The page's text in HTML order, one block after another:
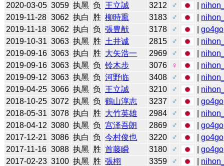
2020-03-05 3059 执黑 负 王立誠 3212 ♂
2019-11-28 3062 执白 胜 柳時熏 3183 ♂
2019-11-18 3062 执白 负 張豊猷 3178 ♂ |go4go
2019-10-31 3063 执黑 胜 土井诚 2815 ♂
2019-09-16 3063 执白 胜 大矢浩一 2969 ♂
2019-09-16 3063 执黑 负 铃木步 3076 ♀
2019-09-12 3063 执黑 负 河野临 3408 ♂
2019-04-25 3066 执黑 负 王立誠 3210 ♂
2018-10-25 3072 执黑 负 鶴山淳志 3237 ♂ |go4go
2018-05-31 3078 执白 胜 大竹英雄 2984 ♂
2018-04-12 3080 执黑 负 宫泽吾朗 2869 ♂ |go4go
2017-12-21 3086 执白 负 今村俊也 3220 ♂ |go4go
2017-11-16 3088 执黑 胜 首藤瞬 3180 ♂ |go4go
2017-02-23 3100 执黑 胜 張栩 3359 ♂